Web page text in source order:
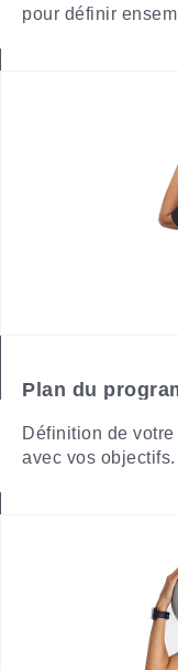
pour définir
Plan du
Définition de
avec vos objectifs.